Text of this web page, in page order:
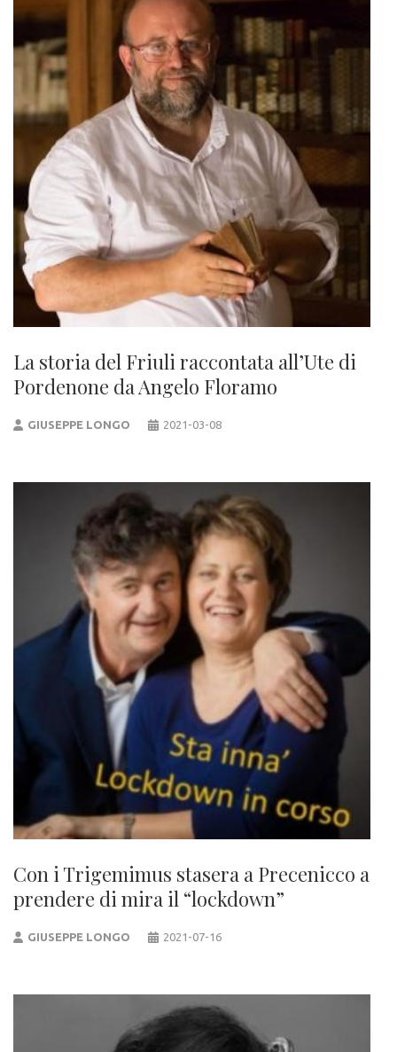
La storia del Friuli raccontata all’Ute di
Pordenone da Angelo Floramo
GIUSEPPE LONGO 2021-03-08
Con i Trigemimus stasera a Precenicco a
prendere di mira il “lockdown”
GIUSEPPE LONGO 2021-07-16